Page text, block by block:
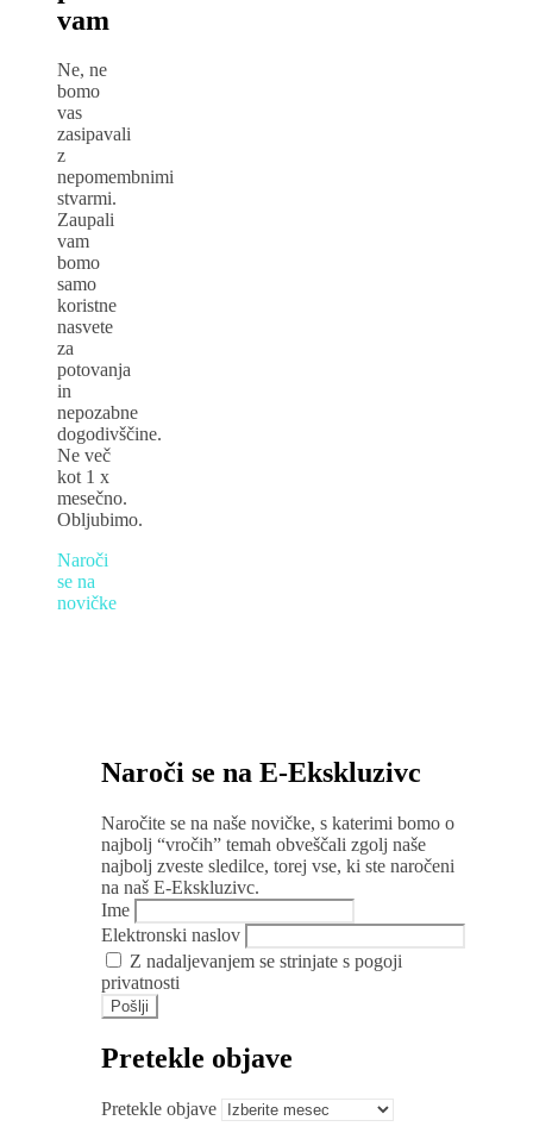
vam
Ne, ne
bomo
vas
zasipavali
z
nepomembnimi
stvarmi.
Zaupali
vam
bomo
samo
koristne
nasvete
za
potovanja
in
nepozabne
dogodivščine.
Ne več
kot 1 x
mesečno.
Obljubimo.
Naroči
se na
novičke
Naroči se na E-Ekskluzivc
Naročite se na naše novičke, s katerimi bomo o
najbolj “vročih” temah obveščali zgolj naše
najbolj zveste sledilce, torej vse, ki ste naročeni
na naš E-Ekskluzivc.
Ime
Elektronski naslov
Z nadaljevanjem se strinjate s pogoji
privatnosti
Pretekle objave
Pretekle objave